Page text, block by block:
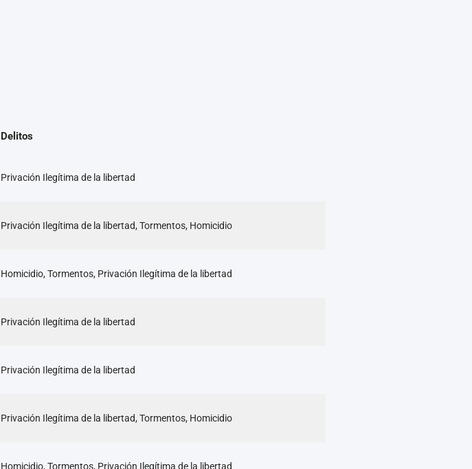
Delitos
Privación Ilegítima de la libertad
Privación Ilegítima de la libertad, Tormentos, Homicidio
Homicidio, Tormentos, Privación Ilegítima de la libertad
Privación Ilegítima de la libertad
Privación Ilegítima de la libertad
Privación Ilegítima de la libertad, Tormentos, Homicidio
Homicidio, Tormentos, Privación Ilegítima de la libertad